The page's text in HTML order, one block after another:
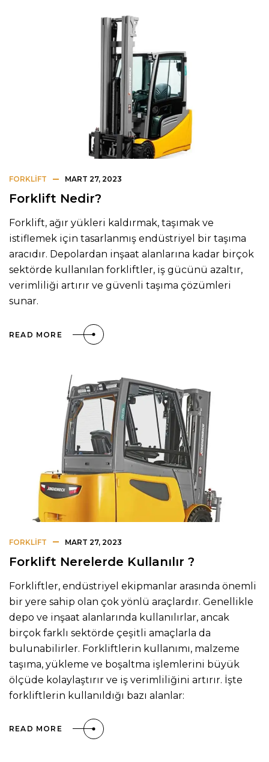
FORKLIFT MART 27, 2023
Forklift Nedir?
Forklift, ağır yükleri kaldırmak, taşımak ve
istiflemek için tasarlanmış endüstriyel bir taşıma
aracıdır. Depolardan inşaat alanlarına kadar birçok
sektörde kullanılan forkliftler, iş gücünü azaltır,
verimliliği artırır ve güvenli taşıma çözümleri
sunar.
READ MORE
FORKLIFT MART 27, 2023
Forklift Nerelerde Kullanılır ?
Forkliftler, endüstriyel ekipmanlar arasında önemli
bir yere sahip olan çok yönlü araçlardır. Genellikle
depo ve inşaat alanlarında kullanılırlar, ancak
birçok farklı sektörde çeşitli amaçlarla da
bulunabilirler. Forkliftlerin kullanımı, malzeme
taşıma, yükleme ve boşaltma işlemlerini büyük
ölçüde kolaylaştırır ve iş verimliliğini artırır. İşte
forkliftlerin kullanıldığı bazı alanlar:
READ MORE